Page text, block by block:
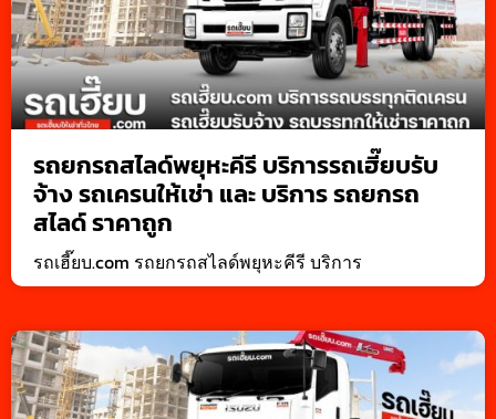
รถยกรถสไลด์พยุหะคีรี บริการรถเฮี๊ยบรับ
จ้าง รถเครนให้เช่า และ บริการ รถยกรถ
สไลด์ ราคาถูก
รถเฮี๊ยบ.com รถยกรถสไลด์พยุหะคีรี บริการ